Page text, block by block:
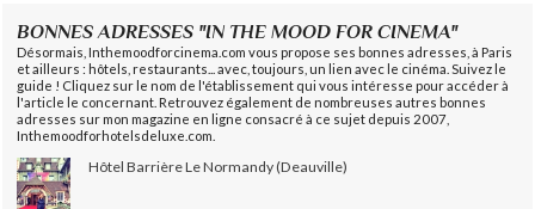
BONNES ADRESSES "IN THE MOOD FOR CINEMA"
Désormais, Inthemoodforcinema.com vous propose ses bonnes adresses, à Paris
et ailleurs : hôtels, restaurants... avec, toujours, un lien avec le cinéma. Suivez le
guide ! Cliquez sur le nom de l'établissement qui vous intéresse pour accéder à
l'article le concernant. Retrouvez également de nombreuses autres bonnes
adresses sur mon magazine en ligne consacré à ce sujet depuis 2007,
Inthemoodforhotelsdeluxe.com.
Hôtel Barrière Le Normandy (Deauville)